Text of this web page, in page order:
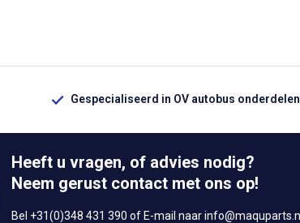
Gespecialiseerd in OV autobus onderdelen
Heeft u vragen, of advies nodig?
Neem gerust contact met ons op!
Bel +31(0)348 431 390 of E-mail naarinfo@maquparts.nl